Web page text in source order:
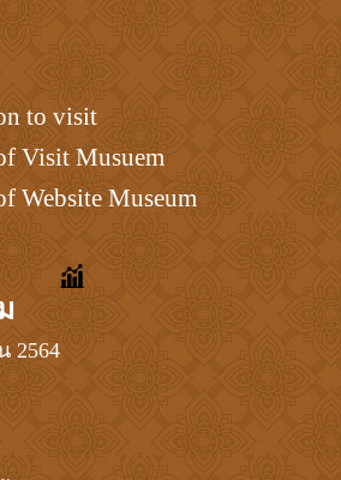
to visit
Visit Musuem
Website Museum
2564